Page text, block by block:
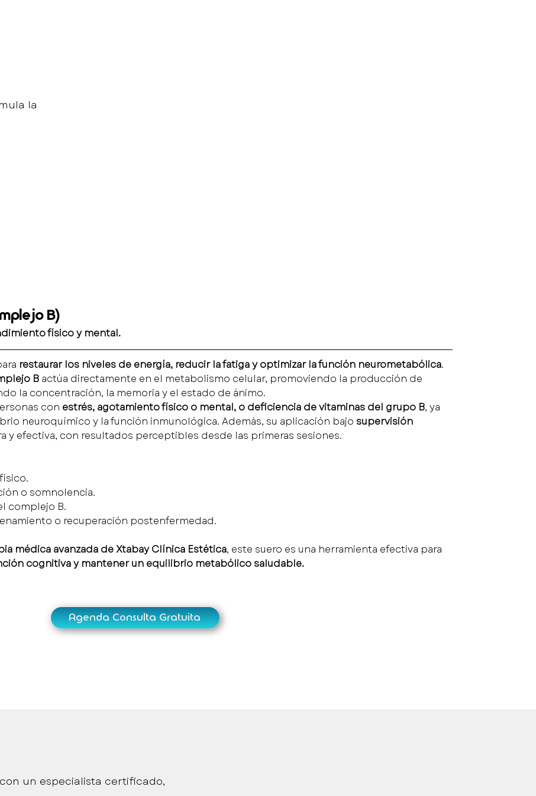
la
B)
físico y mental.
restaurar los niveles de energía, reducir la fatiga y optimizar la función neurometabólica.
B actúa directamente en el metabolismo celular, promoviendo la producción de
la concentración, la memoria y el estado de ánimo.
con estrés, agotamiento físico o mental, o deficiencia de vitaminas del grupo B, ya
neuroquímico y la función inmunológica. Además, su aplicación bajo supervisión
y efectiva, con resultados perceptibles desde las primeras sesiones.
o somnolencia.
complejo B.
o recuperación postenfermedad.
médica avanzada de Xtabay Clínica Estética, este suero es una herramienta efectiva para
cognitiva y mantener un equilibrio metabólico saludable.
Agenda Consulta Gratuita
un especialista certificado,